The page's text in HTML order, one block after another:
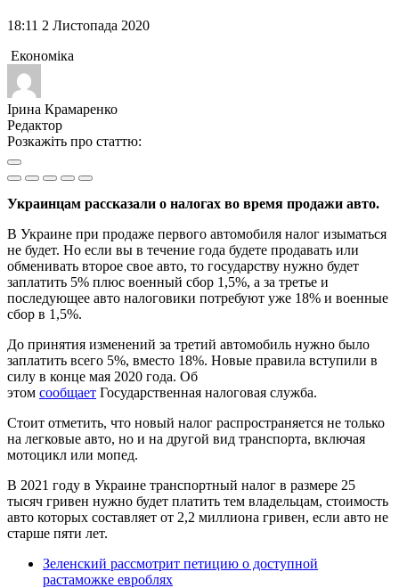
18:11 2 Листопада 2020
Економіка
Ірина Крамаренко
Редактор
Розкажіть про статтю:
Украинцам рассказали о налогах во время продажи авто.
В Украине при продаже первого автомобиля налог изыматься
не будет. Но если вы в течение года будете продавать или
обменивать второе свое авто, то государству нужно будет
заплатить 5% плюс военный сбор 1,5%, а за третье и
последующее авто налоговики потребуют уже 18% и военные
сбор в 1,5%.
До принятия изменений за третий автомобиль нужно было
заплатить всего 5%, вместо 18%. Новые правила вступили в
силу в конце мая 2020 года. Об
этом сообщает Государственная налоговая служба.
Стоит отметить, что новый налог распространяется не только
на легковые авто, но и на другой вид транспорта, включая
мотоцикл или мопед.
В 2021 году в Украине транспортный налог в размере 25
тысяч гривен нужно будет платить тем владельцам, стоимость
авто которых составляет от 2,2 миллиона гривен, если авто не
старше пяти лет.
Зеленский рассмотрит петицию о доступной
растаможке евроблях